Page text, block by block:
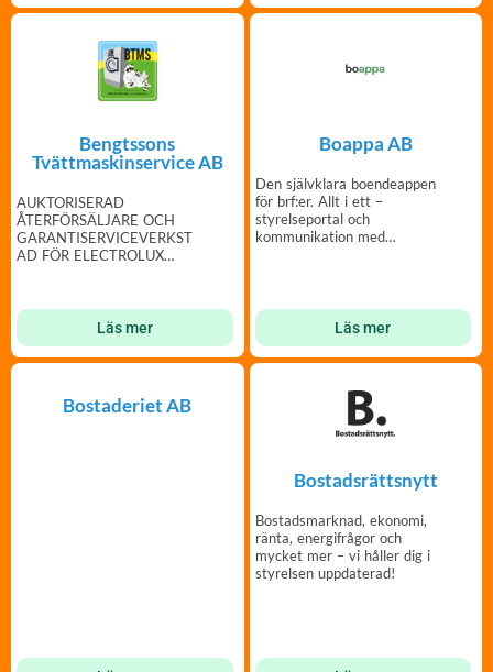
Bengtssons
Tvättmaskinservice AB
AUKTORISERAD
ÅTERFÖRSÄLJARE OCH
GARANTISERVICEVERKST
AD FÖR ELECTROLUX
Läs mer
Boappa AB
Den självklara boendeappen
för brf:er. Allt i ett –
styrelseportal och
kommunikation med
Läs mer
Bostaderiet AB
Bostadsrättsnytt
Bostadsmarknad, ekonomi,
ränta, energifrågor och
mycket mer – vi håller dig i
styrelsen uppdaterad!